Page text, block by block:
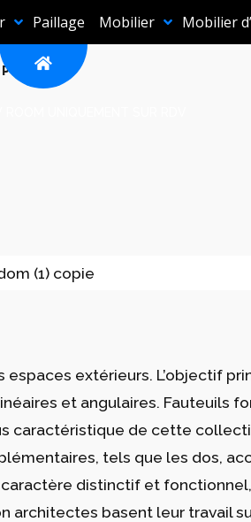
Paillage Mobilier Mobilier
extérieurs. L’objectif
et angulaires. Fauteuils
caractéristique de cette
tels que les dos,
distinctif et
architectes basent leur travail